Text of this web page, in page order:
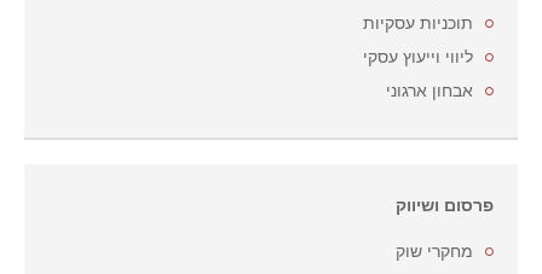
תוכניות עסקיות
ליווי וייעוץ עסקי
אבחון ארגוני
פרסום ושיווק
מחקרי שוק